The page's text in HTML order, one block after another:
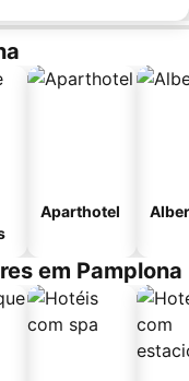
Aparthotel
em Pamplona